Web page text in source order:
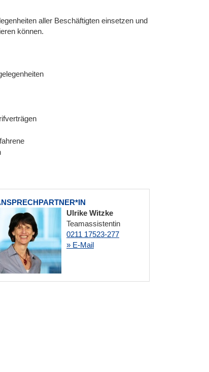
aller Beschäftigten einsetzen und
können.
Ulrike Witzke
Teamassistentin
0211 17523-277
» E-Mail